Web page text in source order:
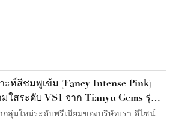
ะห์สีชมพูเข้ม (Fancy Intense Pink)
ใสระดับ VS1 จาก Tianyu Gems รุ่น
ลุ่มใหม่ระดับพรีเมียมของบริษัทเรา ดีไซน์